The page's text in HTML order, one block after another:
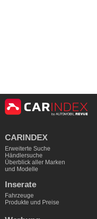
Model:
Year:
2023
Description
Wunderschöner DS9 mit 360PS,
Company:
CARINDEX
Erweiterte Suche
Händlersuche
Überblick aller Marken
und Modelle
Inserate
Fahrzeuge
Produkte und Preise